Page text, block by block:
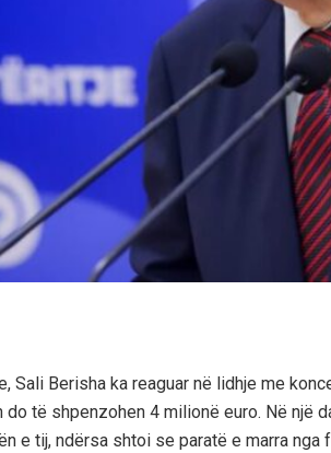
Sali Berisha ka reaguar në lidhje me
të shpenzohen 4 milionë euro. Në një
e tij, ndërsa shtoi se paratë e marra